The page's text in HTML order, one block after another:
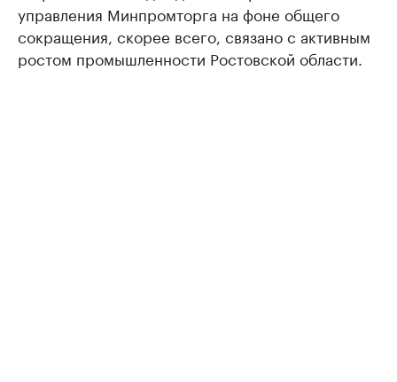
управления Минпромторга на фоне общего
сокращения, скорее всего, связано с активным
ростом промышленности Ростовской области.